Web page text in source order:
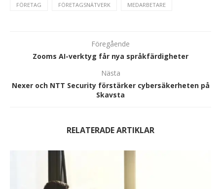
FÖRETAG FÖRETAGSNÄTVERK MEDARBETARE
Föregående
Zooms AI-verktyg får nya språkfärdigheter
Nästa
Nexer och NTT Security förstärker cybersäkerheten på
Skavsta
RELATERADE ARTIKLAR